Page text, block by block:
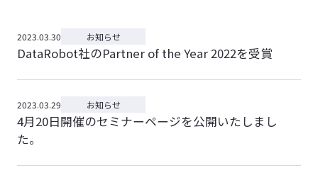
情報セキュリティに関する方針
2023.03.30 お知らせ
DataRobot社のPartner of the Year 2022を受賞
2023.03.29 お知らせ
4月20日開催のセミナーページを公開いたしまし
た。